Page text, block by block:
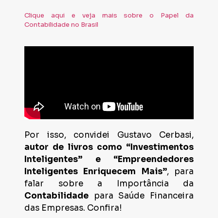
Clique aqui e veja mais sobre o Papel da
Contabilidade no Brasil
Por isso, convidei Gustavo Cerbasi,
autor de livros como “Investimentos
Inteligentes” e “Empreendedores
Inteligentes Enriquecem Mais”, para
falar sobre a Importância da
Contabilidade para Saúde Financeira
das Empresas. Confira!